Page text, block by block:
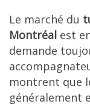
Le marché du
Montréal est
demande
montrent que
généralement